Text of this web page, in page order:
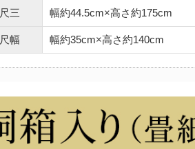
尺三 幅約44.5cm×高さ約175cm
尺幅 幅約35cm×高さ約140cm